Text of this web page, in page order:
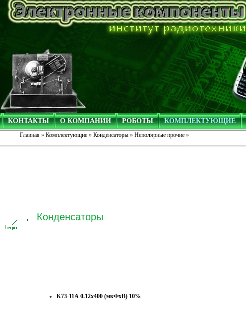
КОНТАКТЫ О КОМПАНИИ РОБОТЫ КОМПЛЕКТУЮЩИЕ
Главная » Комплектующие » Конденсаторы » Неполярные прочие »
Конденсаторы
К73-11А 0.12х400 (мкФхВ) 10%